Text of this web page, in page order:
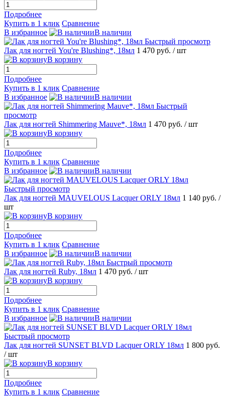
Подробнее
Купить в 1 клик Сравнение
В избранное
В наличии
Быстрый просмотр
Лак для ногтей You're Blushing*, 18мл 1 470 руб. / шт
В корзину
Подробнее
Купить в 1 клик Сравнение
В избранное
В наличии
Быстрый
просмотр
Лак для ногтей Shimmering Mauve*, 18мл 1 470 руб. / шт
В корзину
Подробнее
Купить в 1 клик Сравнение
В избранное
В наличии
Быстрый просмотр
Лак для ногтей MAUVELOUS Lacquer ORLY 18мл 1 140 руб. /
шт
В корзину
Подробнее
Купить в 1 клик Сравнение
В избранное
В наличии
Быстрый просмотр
Лак для ногтей Ruby, 18мл 1 470 руб. / шт
В корзину
Подробнее
Купить в 1 клик Сравнение
В избранное
В наличии
Быстрый просмотр
Лак для ногтей SUNSET BLVD Lacquer ORLY 18мл 1 800 руб.
/ шт
В корзину
Подробнее
Купить в 1 клик Сравнение